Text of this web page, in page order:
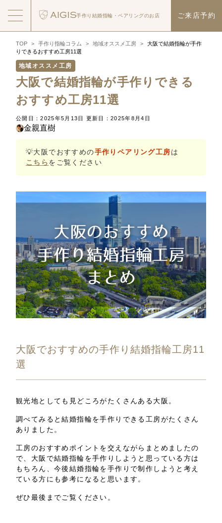
手作り結婚指輪・ ペアリングのお店 ご来店予約
TOP > 手作り指輪コラム > 地域オススメ工房 >
大阪で結婚指輪が手作
りできるおすすめ工房11選
地域オススメ工房
大阪で結婚指輪が手作りできる
おすすめ工房11選
公開日：2025年5月13日 更新日：2025年8月4日
金親直樹
💡大阪でおすすめの手作りペアリング工房は
こちらをご覧ください
大阪でおすすめの手作り結婚指輪工房11
選
観光地としても見どころがたくさんある大阪。
調べてみると結婚指輪を手作りできる工房がたくさん
ありました。
工房のおすすめポイントを交えながらまとめましたの
で、大阪で結婚指輪を手作りしようと思っている方は
もちろん、今後結婚指輪を手作りで制作しようと考え
ている方にも参考になると思います。
ぜひ最後までご覧ください。